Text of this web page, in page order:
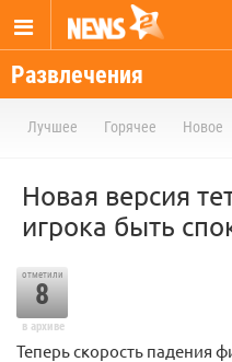
Развлечения
Лучшее Горячее Новое
Новая версия
игрока быть
отметили
8
в архиве
Теперь скорость падения